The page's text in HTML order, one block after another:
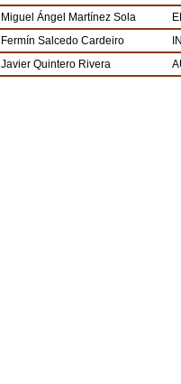
Miguel Ángel Martínez Sola
Fermín Salcedo Cardeiro
Javier Quintero Rivera